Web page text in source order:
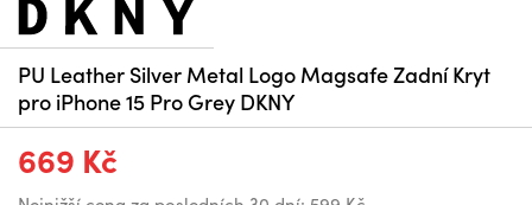
PU Leather Silver Metal Logo Magsafe Zadní Kryt
pro iPhone 15 Pro Grey DKNY
669 Kč